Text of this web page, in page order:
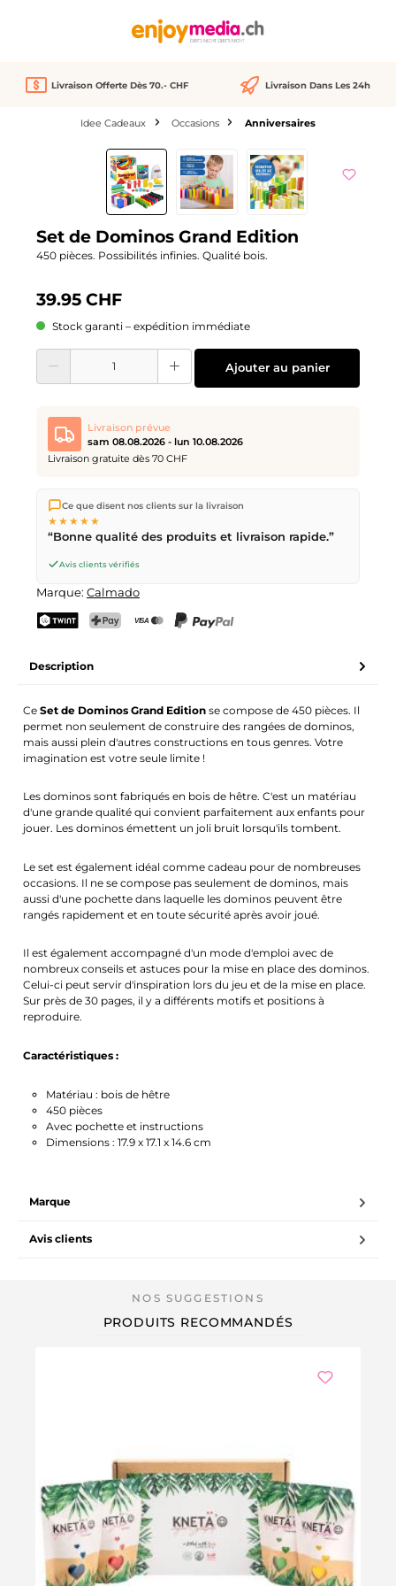
Livraison Offerte Dès 70.- CHF Livraison Dans Les 24h
Idee Cadeaux Occasions Anniversaires
Ignorer la galerie d'images
Set de Dominos Grand Edition
450 pièces. Possibilités infinies. Qualité bois.
39.95 CHF
Stock garanti – expédition immédiate
Quantité de produit : Entrez la quantité souhaitée ou utilisez les boutons
Ajouter au panier
Livraison prévue
sam 08.08.2026 - lun 10.08.2026
Livraison gratuite dès 70 CHF
Nous expédions directement depuis notre entrepôt à Kriens,
en Suisse.Livraison gratuitedèsCHF 70
passées avant
livraison leprochain jour ouvrable par la Poste Suisse.
commande avantvendredi, 17h
Ce que disent nos clients sur la livraison
★★★★★
“Bonne qualité des produits et livraison rapide.”
Avis clients vérifiés
Marque: Calmado
Description
CeSet de Dominos Grand Edition se compose de 450 pièces. Il
permet non seulement de construire des rangées de dominos,
mais aussi plein d'autres constructions en tous genres. Votre
imagination est votre seule limite !
Les dominos sont fabriqués en bois de hêtre. C'est un matériau
d'une grande qualité qui convient parfaitement aux enfants pour
jouer. Les dominos émettent un joli bruit lorsqu'ils tombent.
Le set est également idéal comme cadeau pour de nombreuses
occasions. Il ne se compose pas seulement de dominos, mais
aussi d'une pochette dans laquelle les dominos peuvent être
rangés rapidement et en toute sécurité après avoir joué.
Il est également accompagné d'un mode d'emploi avec de
nombreux conseils et astuces pour la mise en place des dominos.
Celui-ci peut servir d'inspiration lors du jeu et de la mise en place.
Sur près de 30 pages, il y a différents motifs et positions à
reproduire.
Caractéristiques :
Matériau : bois de hêtre
450 pièces
Avec pochette et instructions
Dimensions : 17.9 x 17.1 x 14.6 cm
Marque
Avis clients
PRODUITS RECOMMANDÉS